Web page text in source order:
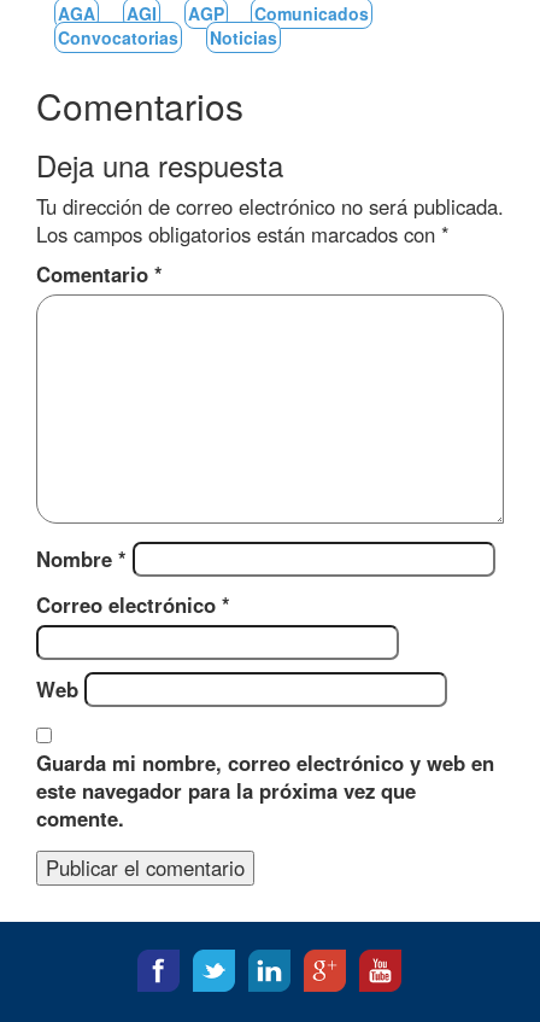
AGA AGI AGP
Comunicados
Convocatorias
Noticias
Comentarios
Deja una respuesta
Tu dirección de correo electrónico no será publicada.
Los campos obligatorios están marcados con *
Comentario *
Nombre *
Correo electrónico *
Web
Guarda mi nombre, correo electrónico y web en
este navegador para la próxima vez que
comente.